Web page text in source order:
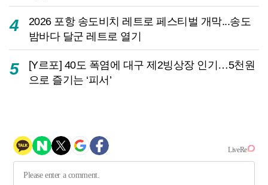
4
2026 포항 송도비치 레트로 페스티벌 개막...송도
밤바다 달군 레트로 열기
5
[Y르포] 40도 폭염에 대구 제2빙상장 인기…5천원
으로 즐기는 ‘피서’